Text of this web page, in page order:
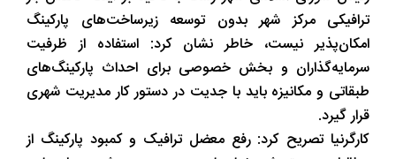
ترافیکی مرکز شهر بدون توسعه زیرساخت‌های پارکینگ
امکان‌پذیر نیست، خاطر نشان کرد: استفاده از ظرفیت
سرمایه‌گذاران و بخش خصوصی برای احداث پارکینگ‌های
طبقاتی و مکانیزه باید با جدیت در دستور کار مدیریت شهری
قرار گیرد.
کارگرنیا تصریح کرد: رفع معضل ترافیک و کمبود پارکینگ از